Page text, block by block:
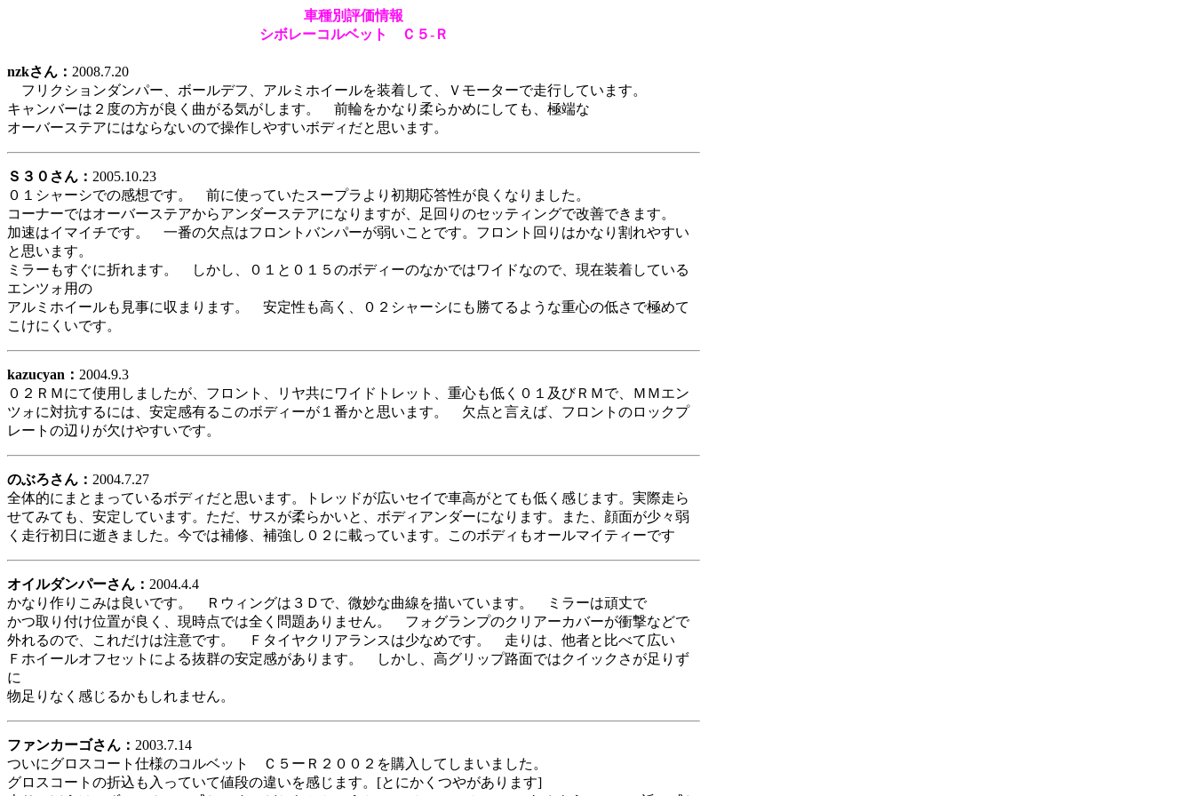
車種別評価情報
シボレーコルベット Ｃ５-Ｒ
nzkさん： 2008.7.20
フリクションダンパー、ボールデフ、アルミホイールを装着して、Ｖモーターで走行しています。
キャンバーは２度の方が良く曲がる気がします。 前輪をかなり柔らかめにしても、極端な
オーバーステアにはならないので操作しやすいボディだと思います。
Ｓ３０さん： 2005.10.23
０１シャーシでの感想です。 前に使っていたスープラより初期応答性が良くなりました。
コーナーではオーバーステアからアンダーステアになりますが、足回りのセッティングで改善できます。
加速はイマイチです。 一番の欠点はフロントバンパーが弱いことです。フロント回りはかなり割れやすい
と思います。
ミラーもすぐに折れます。 しかし、０１と０１５のボディーのなかではワイドなので、現在装着している
エンツォ用の
アルミホイールも見事に収まります。 安定性も高く、０２シャーシにも勝てるような重心の低さで極めて
こけにくいです。
kazucyan： 2004.9.3
０２ＲＭにて使用しましたが、フロント、リヤ共にワイドトレット、重心も低く０１及びＲＭで、ＭＭエン
ツォに対抗するには、安定感有るこのボディーが１番かと思います。 欠点と言えば、フロントのロックプ
レートの辺りが欠けやすいです。
のぶろさん： 2004.7.27
全体的にまとまっているボディだと思います。トレッドが広いセイで車高がとても低く感じます。実際走ら
せてみても、安定しています。ただ、サスが柔らかいと、ボディアンダーになります。また、顔面が少々弱
く走行初日に逝きました。今では補修、補強し０２に載っています。このボディもオールマイティーです
オイルダンパーさん： 2004.4.4
かなり作りこみは良いです。 Ｒウィングは３Ｄで、微妙な曲線を描いています。 ミラーは頑丈で
かつ取り付け位置が良く、現時点では全く問題ありません。 フォグランプのクリアーカバーが衝撃などで
外れるので、これだけは注意です。 Ｆタイヤクリアランスは少なめです。 走りは、他者と比べて広い
Ｆホイールオフセットによる抜群の安定感があります。 しかし、高グリップ路面ではクイックさが足りず
に
物足りなく感じるかもしれません。
ファンカーゴさん： 2003.7.14
ついにグロスコート仕様のコルベット Ｃ５ーＲ２００２を購入してしまいました。
グロスコートの折込も入っていて値段の違いを感じます。[とにかくつやがあります]